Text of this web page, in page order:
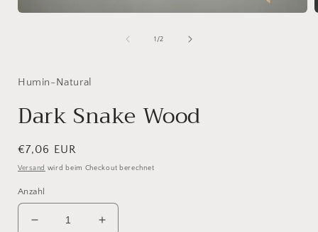
1 /von
2
Humin-Natural
Dark Snake Wood
Normaler
Preis
€7,06 EUR
Versand wird beim Checkout berechnet
Anzahl
Verringere
Erhöhe